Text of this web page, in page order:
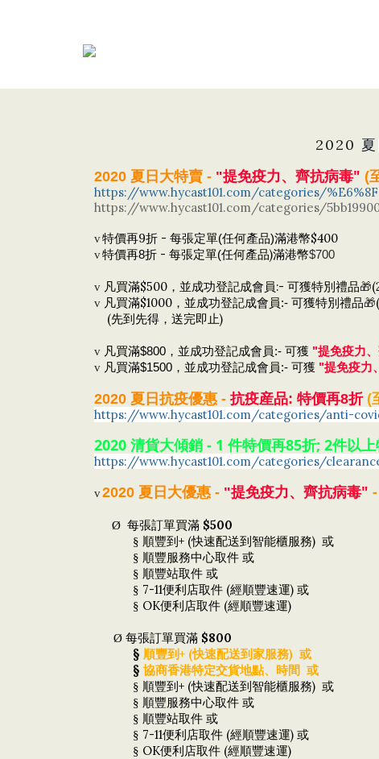
2020
2020 夏日大特賣 - "提免疫力、齊抗病毒" (
https://www.hycast101.com/categories/
https://www.hycast101.com/categories/
v特價再9折 - 每張定單(任何產品)滿港幣$400
v特價再8折 - 每張定單(任何產品)滿港幣$700
v 凡買滿$500，並成功登記成會員:- 可獲特別禮品🎁
v 凡買滿$1000， 並成功登記成會員:- 可獲特別禮品🎁
(先到先得，送完即止)
v 凡買滿$800，並成功登記成會員:- 可獲 "提免疫力
v 凡買滿$1500， 並成功登記成會員:- 可獲 "提免疫力
2020 夏日抗疫優惠 - 抗疫産品: 特價再8折 (
https://www.hycast101.com/categories/anti-
2020 清貨大傾銷 - 1 件特價再85折; 2件以
https://www.hycast101.com/categories/
v2020 夏日 大優惠 - "提免疫力、齊抗病毒" -
Ø 每張訂單買滿 $500
§ 順豐到 + (快速配送到智能櫃服務) 或
§ 順豐服務中心取件 或
§ 順豐站取件 或
§ 7-11便利店取件 (經順豐速運) 或
§ OK便利店取件 (經順豐速運)
Ø 每張訂單買滿 $800
§ 順豐到+ (快速配送到家服務) 或
§ 協商香港特定交貨地點、時間
或
§ 順豐到 + (快速配送到智能櫃服務) 或
§ 順豐服務中心取件 或
§ 順豐站取件 或
§ 7-11便利店取件 (經順豐速運) 或
§ OK便利店取件 (經順豐速運)